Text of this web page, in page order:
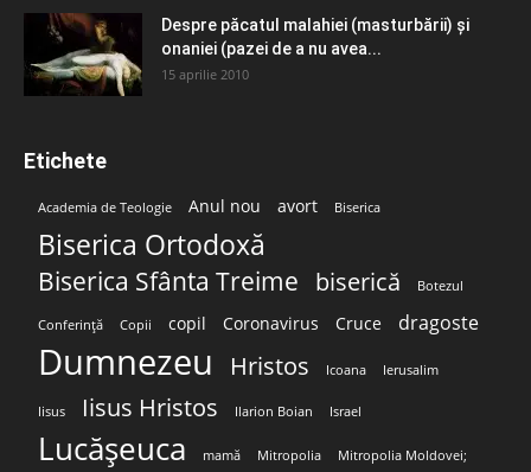
Despre păcatul malahiei (masturbării) şi
onaniei (pazei de a nu avea...
15 aprilie 2010
Etichete
Academia de Teologie Anul nou avort Biserica
Biserica Ortodoxă
Biserica Sfânta Treime biserică Botezul
Conferință Copii copil Coronavirus Cruce dragoste
Dumnezeu Hristos Icoana Ierusalim
Iisus Iisus Hristos Ilarion Boian Israel
Lucășeuca mamă Mitropolia Mitropolia Moldovei;